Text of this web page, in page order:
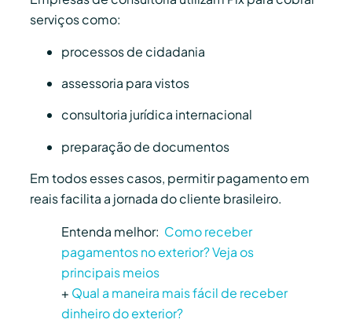
serviços como:
processos de cidadania
assessoria para vistos
consultoria jurídica internacional
preparação de documentos
Em todos esses casos, permitir pagamento em
reais facilita a jornada do cliente brasileiro.
Entenda melhor: Como receber
pagamentos no exterior? Veja os
principais meios
+ Qual a maneira mais fácil de receber
dinheiro do exterior?